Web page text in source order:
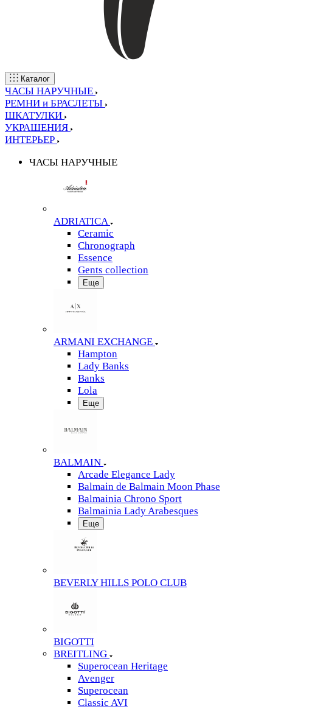
Каталог
ЧАСЫ НАРУЧНЫЕ
РЕМНИ и БРАСЛЕТЫ
ШКАТУЛКИ
УКРАШЕНИЯ
ИНТЕРЬЕР
ЧАСЫ НАРУЧНЫЕ
ADRIATICA
Ceramic
Chronograph
Essence
Gents collection
Еще
ARMANI EXCHANGE
Hampton
Lady Banks
Banks
Lola
Еще
BALMAIN
Arcade Elegance Lady
Balmain de Balmain Moon Phase
Balmainia Chrono Sport
Balmainia Lady Arabesques
Еще
BEVERLY HILLS POLO CLUB
BIGOTTI
BREITLING
Superocean Heritage
Avenger
Superocean
Classic AVI